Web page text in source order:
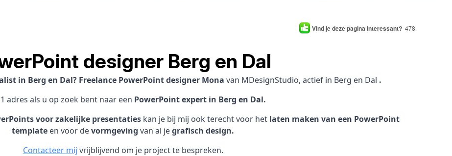
Vind je deze pagina interessant? 478
designer Berg en Dal
in Berg en Dal? Freelance PowerPoint designer Mona van MDesignStudio, actief in Berg en Dal .
adres als u op zoek bent naar een PowerPoint expert in Berg en Dal.
voor zakelijke presentaties kan je bij mij ook terecht voor het laten maken van een PowerPoint
template en voor devormgeving van al jegrafisch design.
Contacteer mij vrijblijvend om je project te bespreken.